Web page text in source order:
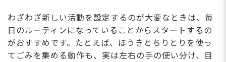
わざわざ新しい活動を設定するのが⼤変なときは、毎
⽇のルーティンになっていることからスタートするの
がおすすめです。たとえば、ほうきとちりとりを使っ
てごみを集める動作も、実は左右の⼿の使い分け、⽬